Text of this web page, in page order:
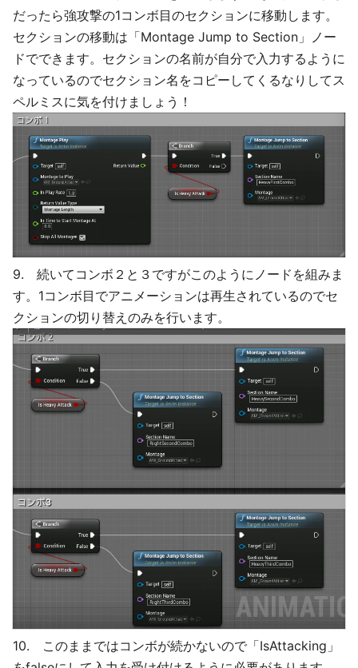
だったら強攻撃の1コンボ目のセクションに移動します。
セクションの移動は「Montage Jump to Section」ノー
ドでできます。セクションの名前が自分で入力するように
なっているのでセクション名をコピーしてくるなりしてス
ペルミスに気を付けましょう！
9. 続いてコンボ２と３ですがこのようにノードを組みま
す。1コンボ目でアニメーションは再生されているのでセ
クションの切り替えのみを行います。
10. このままではコンボが続かないので「IsAttacking」